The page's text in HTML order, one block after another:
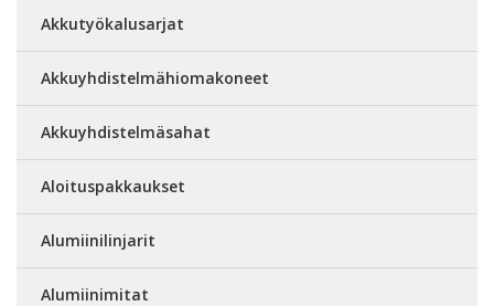
Akkutyökalusarjat
Akkuyhdistelmähiomakoneet
Akkuyhdistelmäsahat
Aloituspakkaukset
Alumiinilinjarit
Alumiinimitat